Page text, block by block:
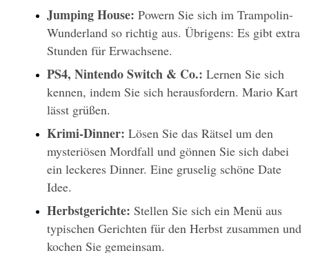
Jumping House: Powern Sie sich im Trampolin-
Wunderland so richtig aus. Übrigens: Es gibt extra
Stunden für Erwachsene.
PS4, Nintendo Switch & Co.: Lernen Sie sich
kennen, indem Sie sich herausfordern. Mario Kart
lässt grüßen.
Krimi-Dinner: Lösen Sie das Rätsel um den
mysteriösen Mordfall und gönnen Sie sich dabei
ein leckeres Dinner. Eine gruselig schöne Date
Idee.
Herbstgerichte: Stellen Sie sich ein Menü aus
typischen Gerichten für den Herbst zusammen und
kochen Sie gemeinsam.